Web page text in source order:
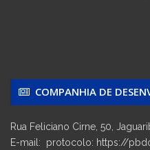
COMPANHIA DE
Rua Feliciano Cirne, 50,
E-mail: protocolo: https://